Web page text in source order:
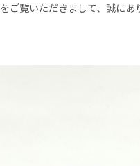
ご覧いただきまして、誠にあ